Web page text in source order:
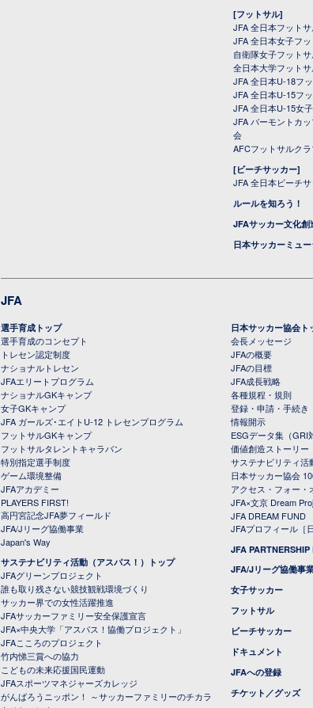
[フットサル]
JFA 全日本フット
JFA 全日本女子フ
自衛隊女子フット
全日本大学フット
JFA 全日本U-18フ
JFA 全日本U-15フ
JFA 全日本U-15女
JFA バーモントカ
会
AFCフットサルク
[ビーチサッカー]
JFA 全日本ビーチ
ルールを知ろう！
JFAサッカー文化
日本サッカーミュ
JFA
選手育成トップ
選手育成のコンセプト
トレセン認定制度
ナショナルトレセン
JFAエリートプログラム
ナショナルGKキャンプ
女子GKキャンプ
JFA ガールズ･エイトU-12 トレセンプログラム
フットサルGKキャンプ
フットサルタレントキャラバン
特別指定選手制度
ゲーム環境整備
JFAアカデミー
PLAYERS FIRST!
高円宮記念JFA夢フィールド
JFA/Jリーグ協働事業
Japan's Way
サステナビリティ活動（アスパス！）トップ
JFAグリーンプロジェクト
誰も取り残さない競技観戦環境づくり
サッカー界での女性活躍推進
JFAサッカーファミリー安全保護宣言
JFA×中央大学「アスパス！協働プロジェクト」
JFAこころのプロジェクト
竹内悌三賞への協力
こどもの未来応援国民運動
JFAスポーツマネジャーズカレッジ
がんばろうニッポン！ ～サッカーファミリーのチカラ
日本サッカー協会ト
会長メッセージ
JFAの概要
JFAの目標
JFA成長戦略
各種規程・規則
登録・申請・手続き
情報開示
ESGデータ集（GRI
価値創造ストーリー
サステナビリティ活
日本サッカー協会
アクセス・フォー・
JFA×文京 Dream
JFA DREAM FUND
JFAプロフィール［
JFA
JFA/Jリーグ協働事
女子サッカー
フットサル
ビーチサッカー
ドキュメント
JFAへの登録
チケット／グッズ